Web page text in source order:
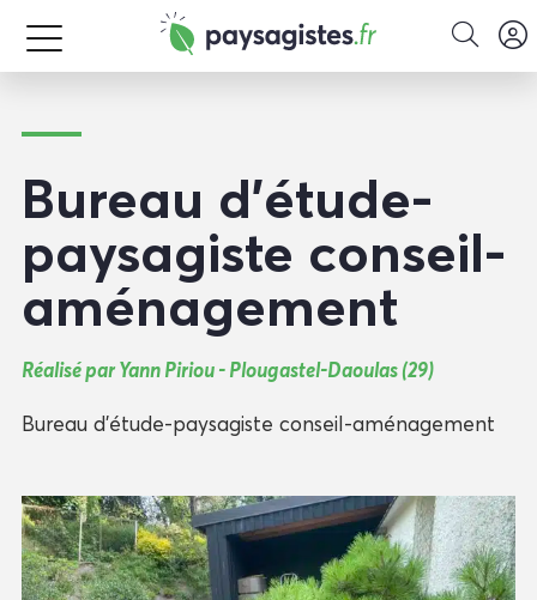
Bureau d’étude-
paysagiste conseil-
aménagement
Réalisé par Yann Piriou - Plougastel-Daoulas (29)
Bureau d’étude-paysagiste conseil-aménagement